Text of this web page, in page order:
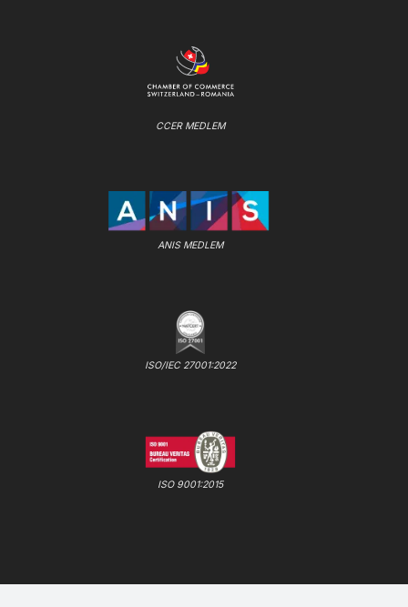
CCER MEDLEM
ANIS MEDLEM
ISO/IEC 27001:2022
ISO 9001:2015